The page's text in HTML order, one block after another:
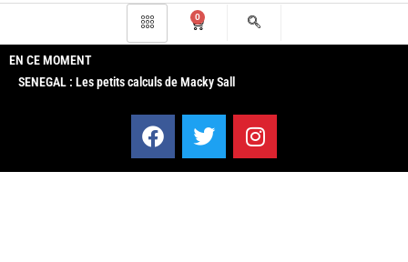
0
EN CE MOMENT
SENEGAL : Les petits calculs de Macky Sall